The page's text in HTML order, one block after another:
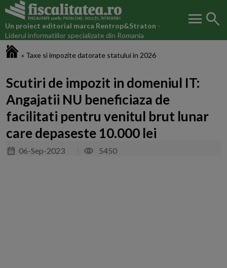
Un proiect editorial marca Rentrop&Straton -
Liderul informatiilor specializate din Romania
menu search
» Taxe si impozite datorate statului in 2026
Scutiri de impozit in domeniul IT:
Angajatii NU beneficiaza de
facilitati pentru venitul brut lunar
care depaseste 10.000 lei
06-Sep-2023 5450